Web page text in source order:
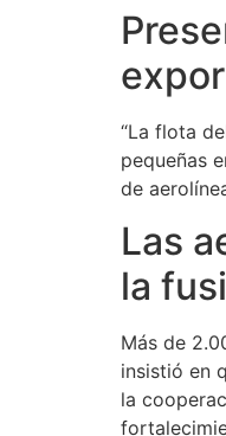
“La flota
pequeñas
de
Las
la
Más de
insistió en
la